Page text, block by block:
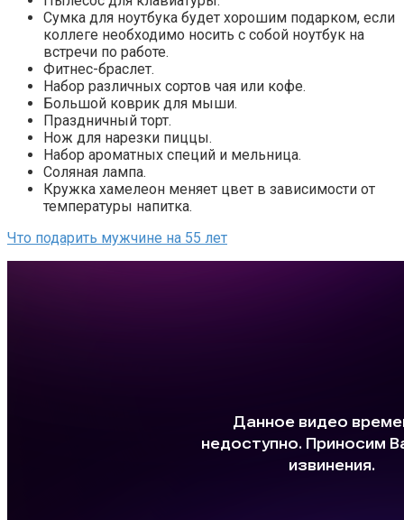
Сумка для ноутбука будет хорошим подарком, если
коллеге необходимо носить с собой ноутбук на
встречи по работе.
Фитнес-браслет.
Набор различных сортов чая или кофе.
Большой коврик для мыши.
Праздничный торт.
Нож для нарезки пиццы.
Набор ароматных специй и мельница.
Соляная лампа.
Кружка хамелеон меняет цвет в зависимости от
температуры напитка.
Что подарить мужчине на 55 лет